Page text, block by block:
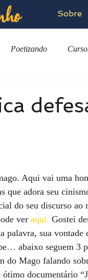
Sobre
Poetizando
que adora seu
do seu discurso
ver aqui. Gostei
palavra, sua
abaixo seguem 3
do Mago falando
documentário